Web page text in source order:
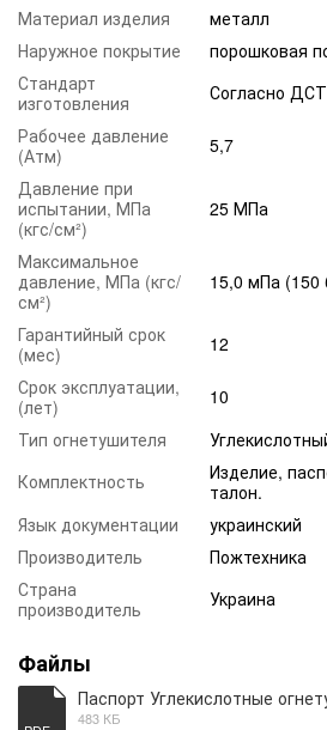
Материал изделия
металл
Наружное покрытие
порошковая
Стандарт
изготовления
Согласно
Рабочее давление
(Атм)
5,7
Давление при
испытании, МПа
(кгс/см²)
25 МПа
Максимальное
давление, МПа (кгс/
см²)
15,0 мПа (150
Гарантийный срок
(мес)
12
Срок эксплуатации,
(лет)
10
Тип огнетушителя
Комплектность
Изделие,
талон.
Язык документации
украинский
Производитель
Пожтехника
Страна
производитель
Украина
Файлы
Паспорт Углекислотные
483 КБ